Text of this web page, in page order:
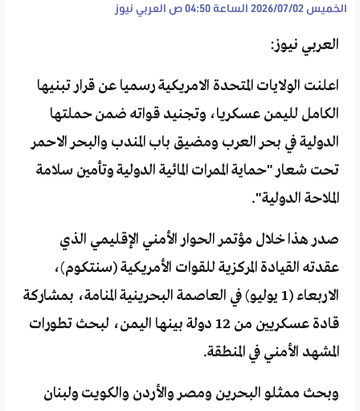
الخميس 2026/07/02 الساعة 04:50 ص العربي نيوز
العربي نيوز:
اعلنت الولايات المتحدة الامريكية رسميا عن قرار تبنيها
الكامل لليمن عسكريا، وتجنيد قواته ضمن حملتها
الدولية في بحر العرب ومضيق باب المندب والبحر الاحمر
تحت شعار "حماية الممرات المائية الدولية وتأمين سلامة
الملاحة الدولية".
صدر هذا خلال مؤتمر الحوار الأمني الإقليمي الذي
عقدته القيادة المركزية للقوات الأمريكية (سنتكوم)،
الاربعاء (1 يوليو) في العاصمة البحرينية المنامة، بمشاركة
قادة عسكريين من 12 دولة بينها اليمن، لبحث تطورات
المشهد الأمني في المنطقة.
وبحث ممثلو البحرين ومصر والأردن والكويت ولبنان